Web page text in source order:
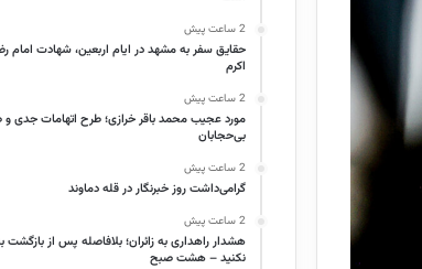
2 ساعت پیش
حقایق سفر به مشهد در ایام اربعین، شهادت امام
اکرم
2 ساعت پیش
مورد عجیب محمد باقر خرازی؛ طرح اتهامات جدی و
بی‌حجابان
2 ساعت پیش
گرامی‌داشت روز خبرنگار در قله دماوند
2 ساعت پیش
هشدار راهداری به زائران؛ بلافاصله پس از بازگشت
نکنید – هشت صبح